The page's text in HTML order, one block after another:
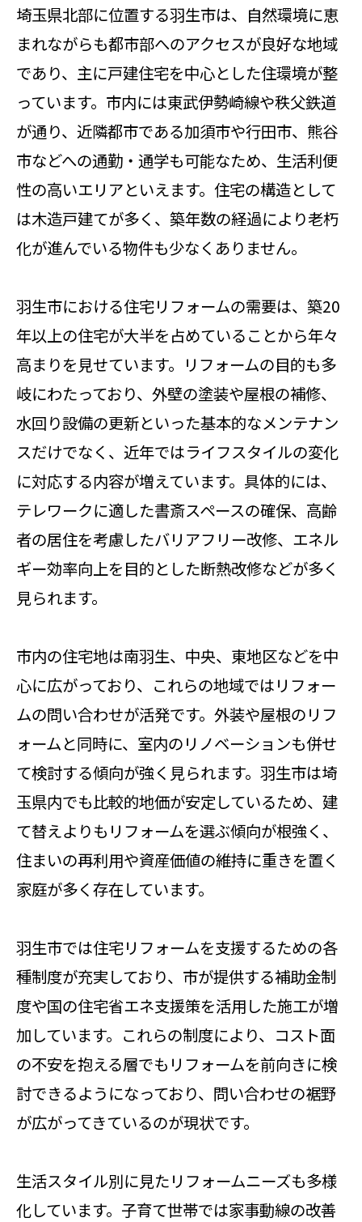
埼玉県北部に位置する羽生市は、自然環境に恵
まれながらも都市部へのアクセスが良好な地域
であり、主に戸建住宅を中心とした住環境が整
っています。市内には東武伊勢崎線や秩父鉄道
が通り、近隣都市である加須市や行田市、熊谷
市などへの通勤・通学も可能なため、生活利便
性の高いエリアといえます。住宅の構造として
は木造戸建てが多く、築年数の経過により老朽
化が進んでいる物件も少なくありません。
羽生市における住宅リフォームの需要は、築20
年以上の住宅が大半を占めていることから年々
高まりを見せています。リフォームの目的も多
岐にわたっており、外壁の塗装や屋根の補修、
水回り設備の更新といった基本的なメンテナン
スだけでなく、近年ではライフスタイルの変化
に対応する内容が増えています。具体的には、
テレワークに適した書斎スペースの確保、高齢
者の居住を考慮したバリアフリー改修、エネル
ギー効率向上を目的とした断熱改修などが多く
見られます。
市内の住宅地は南羽生、中央、東地区などを中
心に広がっており、これらの地域ではリフォー
ムの問い合わせが活発です。外装や屋根のリフ
ォームと同時に、室内のリノベーションも併せ
て検討する傾向が強く見られます。羽生市は埼
玉県内でも比較的地価が安定しているため、建
て替えよりもリフォームを選ぶ傾向が根強く、
住まいの再利用や資産価値の維持に重きを置く
家庭が多く存在しています。
羽生市では住宅リフォームを支援するための各
種制度が充実しており、市が提供する補助金制
度や国の住宅省エネ支援策を活用した施工が増
加しています。これらの制度により、コスト面
の不安を抱える層でもリフォームを前向きに検
討できるようになっており、問い合わせの裾野
が広がってきているのが現状です。
生活スタイル別に見たリフォームニーズも多様
化しています。子育て世帯では家事動線の改善